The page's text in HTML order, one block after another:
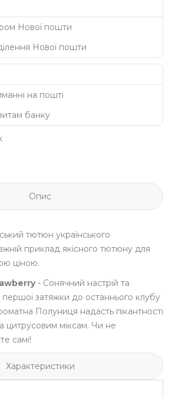
Нової пошти
Нової пошти
на пошті
банку
Опис
тютюн українського
приклад якісного тютюну для
ціною.
- Сонячний настрій та
затяжки до останнього клубу
Полуниця надасть пікантності
цитрусовим міксам. Чи не
самі!
Характеристики